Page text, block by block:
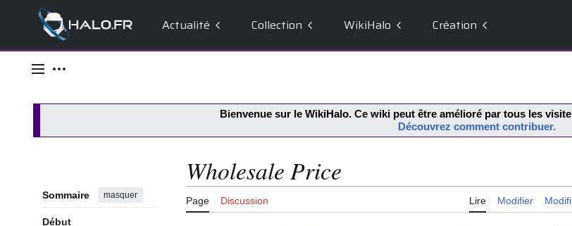
Actualité Collection WikiHalo Création
Menu principal
Outils personnels
Bienvenue sur le WikiHalo. Ce wiki peut être amélioré par tous les
Découvrez comment contribuer.
Sommaire masquer
Début
Wholesale Price
Page Discussion Lire Modifier